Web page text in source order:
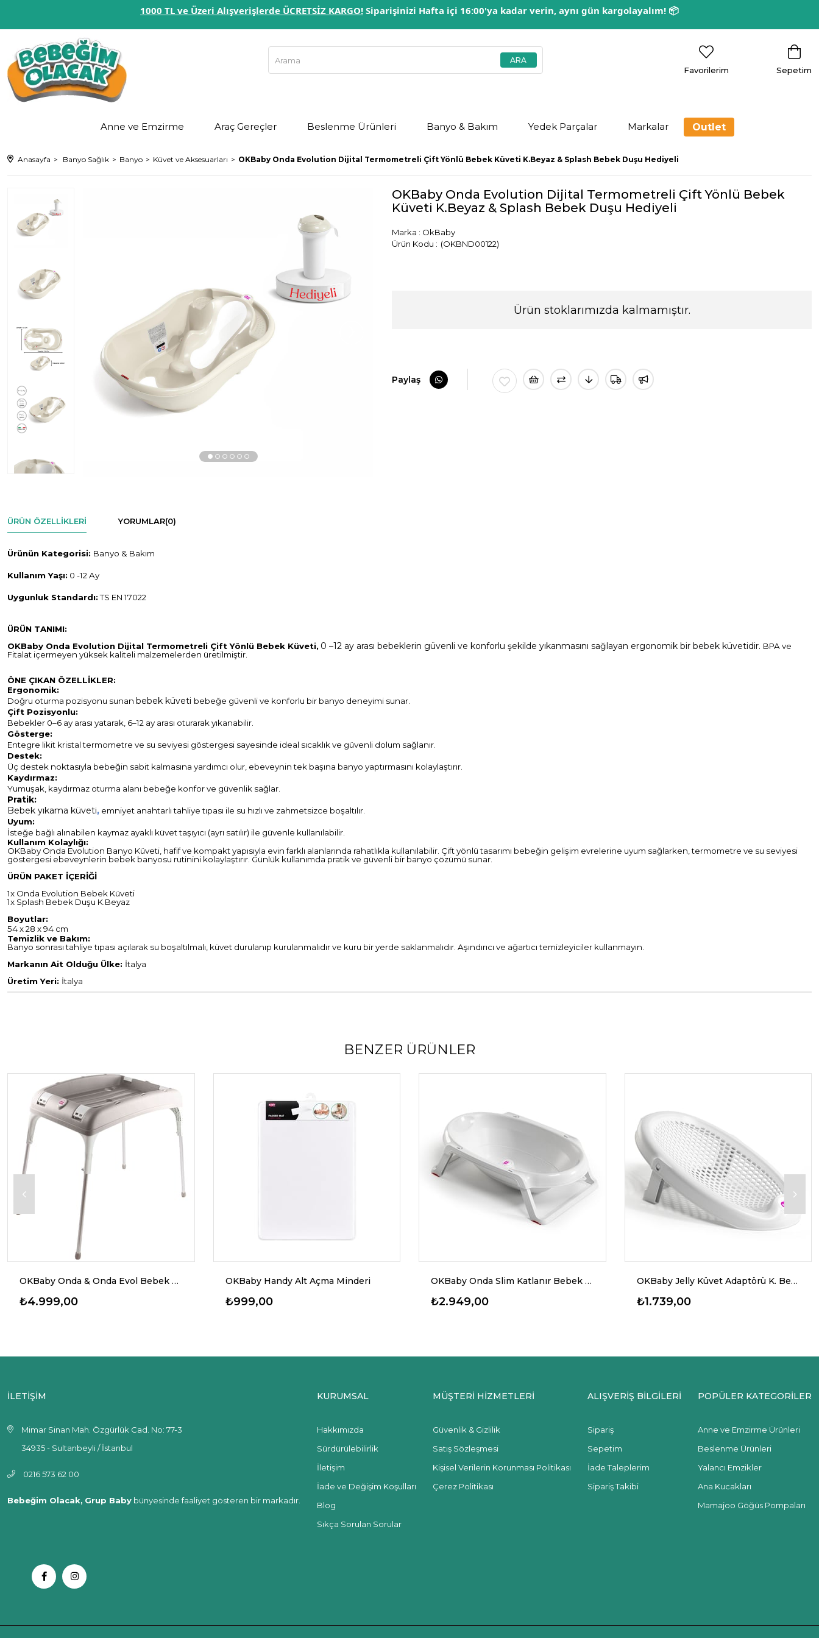
1000 TL ve Üzeri Alışverişlerde ÜCRETSİZ KARGO! Siparişinizi Hafta içi 16:00'ya kadar verin, aynı gün kargolayalım! 📦
Sepetim
Favorilerim
Anne ve Emzirme Araç Gereçler Beslenme Ürünleri Banyo & Bakım Yedek Parçalar Markalar Outlet
Anasayfa Banyo Sağlık Banyo Küvet ve Aksesuarları OKBaby Onda Evolution Dijital Termometreli Çift Yönlü Bebek Küveti K.Beyaz & Splash Bebek Duşu Hediyeli
OKBaby Onda Evolution Dijital Termometreli Çift Yönlü Bebek
Küveti K.Beyaz & Splash Bebek Duşu Hediyeli
Marka : OkBaby
(OKBND00122)
Ürün stoklarımızda kalmamıştır.
Paylaş
ÜRÜN ÖZELLIKLERI YORUMLAR(0)
Ürünün Kategorisi: Banyo & Bakım
Kullanım Yaşı: 0 -12 Ay
Uygunluk Standardı:TS EN 17022
ÜRÜN TANIMI:
OKBaby Onda Evolution Dijital Termometreli Çift Yönlü Bebek Küveti, 0 –12 ay arası bebeklerin güvenli ve konforlu şekilde yıkanmasını sağlayan ergonomik bir bebek küvetidir. BPA ve
Fitalat içermeyen yüksek kaliteli malzemelerden üretilmiştir.
ÖNE ÇIKAN ÖZELLİKLER:
Ergonomik:
Doğru oturma pozisyonu sunan bebek küveti bebeğe güvenli ve konforlu bir banyo deneyimi sunar.
Çift Pozisyonlu:
Bebekler 0–6 ay arası yatarak, 6–12 ay arası oturarak yıkanabilir.
Gösterge:
Entegre likit kristal termometre ve su seviyesi göstergesi sayesinde ideal sıcaklık ve güvenli dolum sağlanır
Destek:
Üç destek noktasıyla bebeğin sabit kalmasına yardımcı olur, ebeveynin tek başına banyo yaptırmasını kolaylaştırır.
Kaydırmaz:
Yumuşak, kaydırmaz oturma alanı bebeğe konfor ve güvenlik sağlar.
Pratik:
Bebek yıkama küveti, emniyet anahtarlı tahliye tıpası ile su hızlı ve zahmetsizce boşaltılır.
Uyum:
İsteğe bağlı alınabilen kaymaz ayaklı küvet taşıyıcı (ayrı satılır) ile güvenle kullanılabilir.
Kullanım Kolaylığı:
OKBaby Onda Evolution Banyo Küveti, hafif ve kompakt yapısıyla evin farklı alanlarında rahatlıkla kullanılabilir. Çift yönlü tasarımı bebeğin gelişim evrelerine uyum sağlarken, termometre ve su seviyesi
göstergesi ebeveynlerin bebek banyosu rutinini kolaylaştırır. Günlük kullanımda pratik ve güvenli bir banyo çözümü sunar.
ÜRÜN PAKET İÇERİĞİ
1x Onda Evolution Bebek Küveti
1x Splash Bebek Duşu K.Beyaz
Boyutlar:
54 x 28 x 94 cm
Temizlik ve Bakım:
Banyo sonrası tahliye tıpası açılarak su boşaltılmalı, küvet durulanıp kurulanmalıdır ve kuru bir yerde saklanmalıdır. Aşındırıcı ve ağartıcı temizleyiciler kullanmayın.
Markanın Ait Olduğu Ülke: İtalya
Üretim Yeri: İtalya
BENZER ÜRÜNLER
OKBaby Onda & Onda Evol Bebek Küvet Taşıyıcı
₺4.999,00
OKBaby Handy Alt Açma Minderi
₺999,00
OKBaby Onda Slim Katlanır Bebek Küveti K.Beyaz
₺2.949,00
OKBaby Jelly Küvet Adaptörü K. Beyaz
₺1.739,00
İLETİŞİM
Mimar Sinan Mah. Özgürlük Cad. No: 77-3
34935 - Sultanbeyli / İstanbul
0216 573 62 00
Bebeğim Olacak, Grup Baby bünyesinde faaliyet gösteren bir markadır.
KURUMSAL
Hakkımızda
Sürdürülebilirlik
İletişim
İade ve Değişim Koşulları
Blog
Sıkça Sorulan Sorular
MÜŞTERİ HİZMETLERİ
Güvenlik & Gizlilik
Satış Sözleşmesi
Kişisel Verilerin Korunması Politikası
Çerez Politikası
ALIŞVERİŞ BİLGİLERİ
Sipariş
Sepetim
İade Taleplerim
Sipariş Takibi
POPÜLER KATEGORİLER
Anne ve Emzirme Ürünleri
Beslenme Ürünleri
Yalancı Emzikler
Ana Kucakları
Mamajoo Göğüs Pompaları